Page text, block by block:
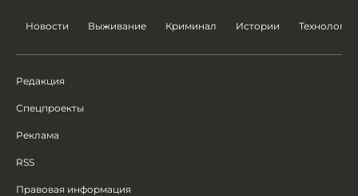
Новости Выживание Криминал Истории Технологии
Редакция
Спецпроекты
Реклама
RSS
Правовая информация